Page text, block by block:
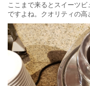
ここまで来るとスイーツ
ですよね。クオリティの高